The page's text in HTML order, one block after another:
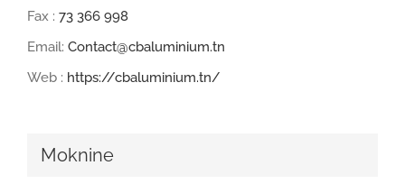
Fax : 73 366 998
Email: Contact@cbaluminium.tn
Web : https://cbaluminium.tn/
Moknine